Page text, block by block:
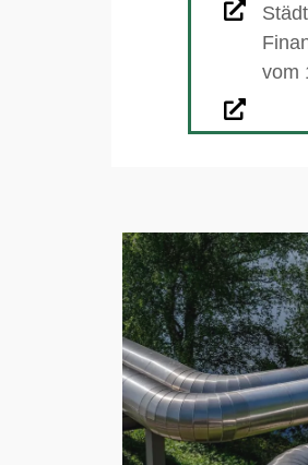
vom